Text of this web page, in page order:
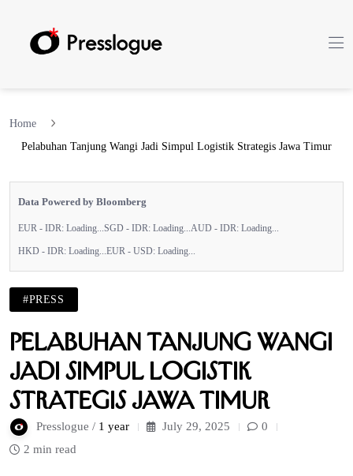
Home
Pelabuhan Tanjung Wangi Jadi Simpul Logistik Strategis Jawa Timur
Data Powered by Bloomberg
EUR - IDR: Loading... SGD - IDR: Loading... AUD - IDR: Loading...
HKD - IDR: Loading... EUR - USD: Loading...
#PRESS
Pelabuhan Tanjung Wangi
Jadi Simpul Logistik
Strategis Jawa Timur
Presslogue / 1 year July 29, 2025
0
2 min read